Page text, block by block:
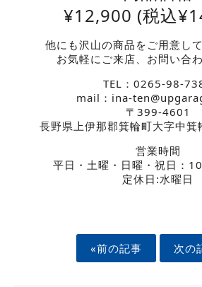
¥12,900 (税込
他にも沢山の商品をご用意し
お気軽にご来店、お問い合
TEL：0265-98-
mail：ina-
〒399-4601
長野県上伊那郡箕輪町大字中箕
営業時間
平日・土曜・日曜・祝日：
定休日:水曜日
«前の記事 次の